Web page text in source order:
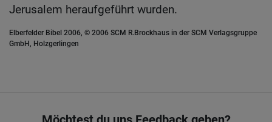
Jerusalem heraufgeführt wurden.
Elberfelder Bibel 2006, © 2006 SCM R.Brockhaus in der SCM Verlagsgruppe
GmbH, Holzgerlingen